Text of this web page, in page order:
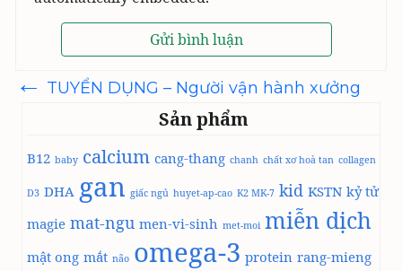
Điều
hướng
← TUYỂN DỤNG – Người vận hành xưởng
Sản phẩm
B12 baby calcium cang-thang chanh chất xơ hoà tan collagen
D3 DHA gan giấc ngủ huyet-ap-cao K2 MK-7 kid KSTN kỷ tử
magie mat-ngu men-vi-sinh met-moi miễn dịch
mật ong mắt não omega-3 protein rang-mieng